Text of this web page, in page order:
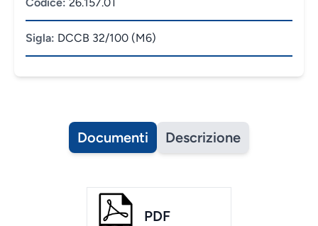
Sigla: DCCB 32/100 (M6)
Documenti Descrizione
PDF